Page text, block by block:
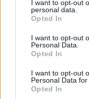
not limited to your
grant or deny
use your data for
consent section.
I want to opt-out
personal data.
Opted In
I want to opt-out
Personal Data.
Opted In
I want to opt-out
Personal Data for
Opted In